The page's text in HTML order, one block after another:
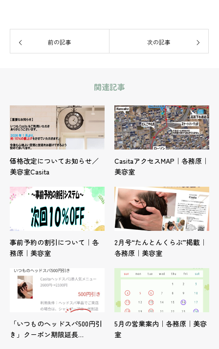
前の記事 次の記事
関連記事
価格改定についてお知らせ／
美容室Casita
CasitaアクセスMAP｜各務原｜
美容室
事前予約の割引について｜各
務原｜美容室
2月号“たんとんくらぶ”掲載｜
各務原｜美容室
「いつものヘッドスパ500円引
き」クーポン期限延長…
5月の営業案内｜各務原｜美容
室